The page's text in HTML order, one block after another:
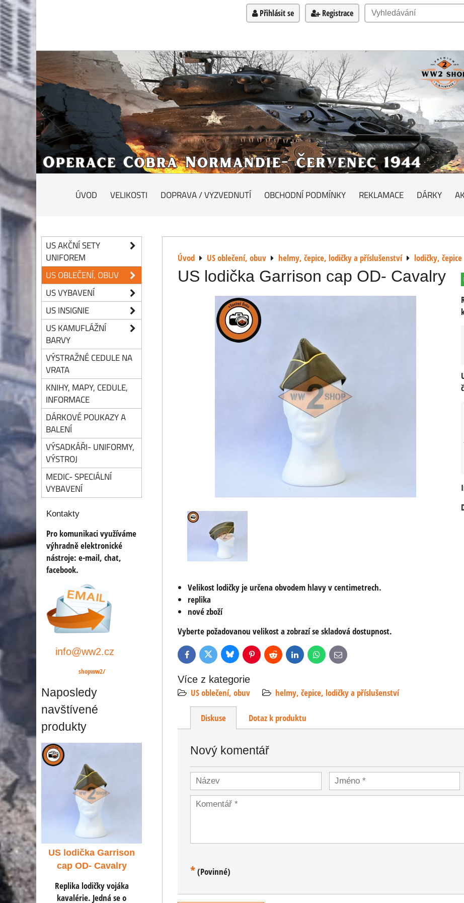
Přihlásit se Registrace
ÚVOD VELIKOSTI DOPRAVA / VYZVEDNUTÍ OBCHODNÍ PODMÍNKY REKLAMACE DÁRKY
Úvod US oblečení, obuv helmy, čepice, lodičky a příslušenství lodičky, čepice
US lodička Garrison cap OD- Cavalry
Velikost lodičky je určena obvodem hlavy v centimetrech.
replika
nové zboží
Vyberte požadovanou velikost a zobrazí se skladová dostupnost.
FacebookTwitter BlueskyPinterestReddit LinkedInWhatsApp
E-
mail
Více z kategorie
US oblečení, obuv
helmy, čepice, lodičky a příslušenství
Diskuse Dotaz k produktu
Nový komentář
*(Povinné)
US AKČNÍ SETY
UNIFOREM
US OBLEČENÍ, OBUV
US VYBAVENÍ
US INSIGNIE
US KAMUFLÁŽNÍ
BARVY
VÝSTRAŽNÉ CEDULE NA
VRATA
KNIHY, MAPY, CEDULE,
INFORMACE
DÁRKOVÉ POUKAZY A
BALENÍ
VÝSADKÁŘI- UNIFORMY,
VÝSTROJ
MEDIC- SPECIÁLNÍ
VYBAVENÍ
Kontakty
Pro komunikaci využíváme
výhradně elektronické
nástroje: e-mail, chat,
facebook.
info@ww2.cz
shopww2/
Naposledy
navštívené
produkty
se o
US lodička Garrison
cap OD- Cavalry
Replika lodičky vojáka
kavalérie. Jedná se o
cap OD- Cavalry
kavalérie. Jedná se o